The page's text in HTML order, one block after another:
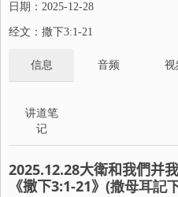
日期：2025-12-28
经文：撒下3:1-21
信息 音频 视
讲道笔
记
2025.12.28大衛和我們并
《撒下3:1-21》 (撒母耳記